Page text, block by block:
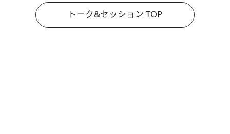
トーク&セッション TOP